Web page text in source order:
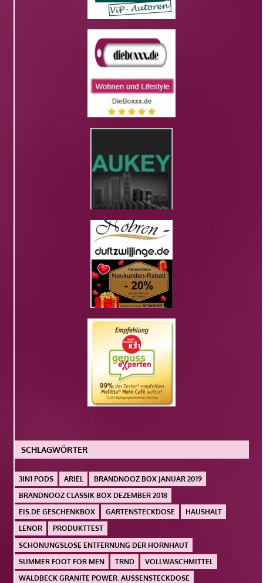
SCHLAGWÖRTER
3IN1 PODS ARIEL
BRANDNOOZ BOX JANUAR 2019
BRANDNOOZ CLASSIK BOX DEZEMBER 2018
EIS.DE GESCHENKBOX
GARTENSTECKDOSE
HAUSHALT
LENOR
PRODUKTTEST
SCHONUNGSLOSE ENTFERNUNG DER HORNHAUT
SUMMER FOOT FOR MEN
TRND
VOLLWASCHMITTEL
WALDBECK GRANITE POWER. AUSSENSTECKDOSE